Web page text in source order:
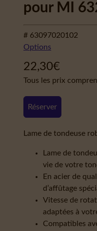
pour MI
# 63097020102
Options
22,30€
Tous les prix
Réserver
Lame de tondeuse
Lame de
vie de votre
En acier de
d’affûtage
Vitesse de
adaptées à
Compatibles